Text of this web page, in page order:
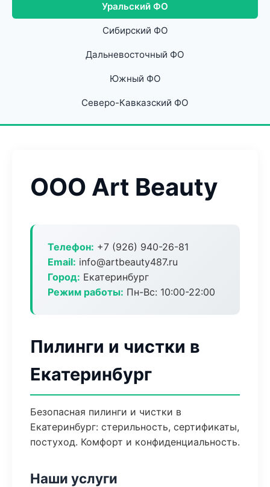
Уральский ФО
Сибирский ФО
Дальневосточный ФО
Южный ФО
Северо-Кавказский ФО
ООО Art Beauty
Телефон: +7 (926) 940-26-81
Email: info@artbeauty487.ru
Город: Екатеринбург
Режим работы: Пн-Вс: 10:00-22:00
Пилинги и чистки в
Екатеринбург
Безопасная пилинги и чистки в
Екатеринбург: стерильность, сертификаты,
постуход. Комфорт и конфиденциальность.
Наши услуги